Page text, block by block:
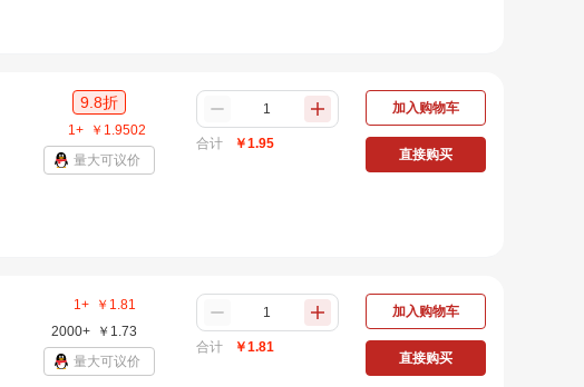
9.8折
1+ ￥ 1.9502
量大可议价
合计 ￥1.95
加入购物车
直接购买
1+ ￥ 1.81
2000+
￥ 1.73
量大可议价
合计 ￥1.81
加入购物车
直接购买